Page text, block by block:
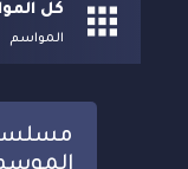
كل
المواسم